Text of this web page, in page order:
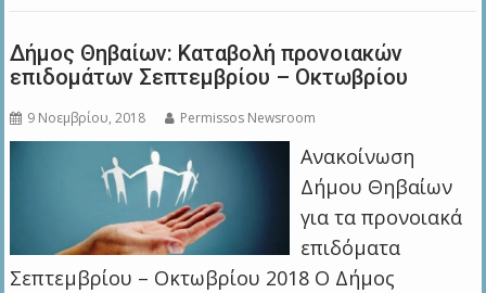
Δήμος Θηβαίων: Καταβολή προνοιακών
επιδομάτων Σεπτεμβρίου – Οκτωβρίου
9 Νοεμβρίου, 2018 Permissos Newsroom
Ανακοίνωση
Δήμου Θηβαίων
για τα προνοιακά
επιδόματα
Σεπτεμβρίου – Οκτωβρίου 2018 Ο Δήμος